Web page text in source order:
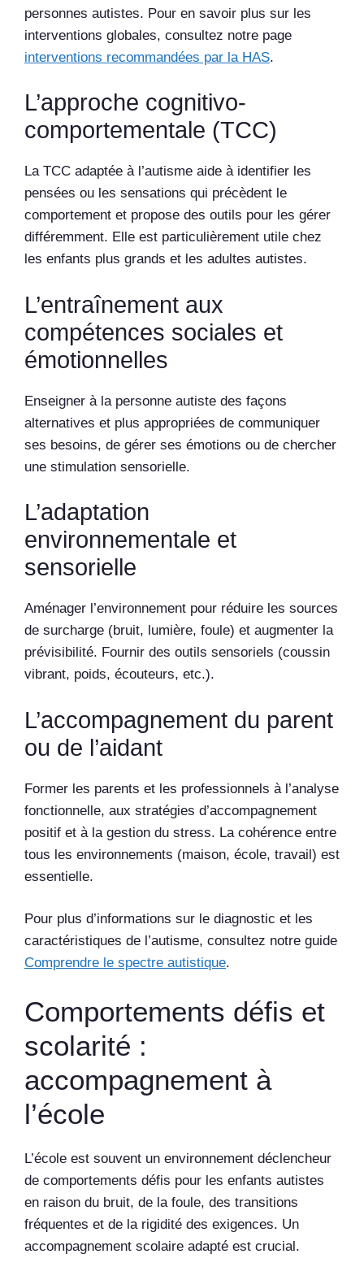
personnes autistes. Pour en savoir plus sur les
interventions globales, consultez notre page
interventions recommandées par la HAS.
L’approche cognitivo-
comportementale (TCC)
La TCC adaptée à l’autisme aide à identifier les
pensées ou les sensations qui précèdent le
comportement et propose des outils pour les gérer
différemment. Elle est particulièrement utile chez
les enfants plus grands et les adultes autistes.
L’entraînement aux
compétences sociales et
émotionnelles
Enseigner à la personne autiste des façons
alternatives et plus appropriées de communiquer
ses besoins, de gérer ses émotions ou de chercher
une stimulation sensorielle.
L’adaptation
environnementale et
sensorielle
Aménager l’environnement pour réduire les sources
de surcharge (bruit, lumière, foule) et augmenter la
prévisibilité. Fournir des outils sensoriels (coussin
vibrant, poids, écouteurs, etc.).
L’accompagnement du parent
ou de l’aidant
Former les parents et les professionnels à l’analyse
fonctionnelle, aux stratégies d’accompagnement
positif et à la gestion du stress. La cohérence entre
tous les environnements (maison, école, travail) est
essentielle.
Pour plus d’informations sur le diagnostic et les
caractéristiques de l’autisme, consultez notre guide
Comprendre le spectre autistique.
Comportements défis et
scolarité :
accompagnement à
l’école
L’école est souvent un environnement déclencheur
de comportements défis pour les enfants autistes
en raison du bruit, de la foule, des transitions
fréquentes et de la rigidité des exigences. Un
accompagnement scolaire adapté est crucial.